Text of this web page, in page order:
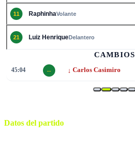
11 RaphinhaVolante
21 Luiz HenriqueDelantero
CAMBIOS
45:04 -- ↓ Carlos Casimiro
Datos del partido